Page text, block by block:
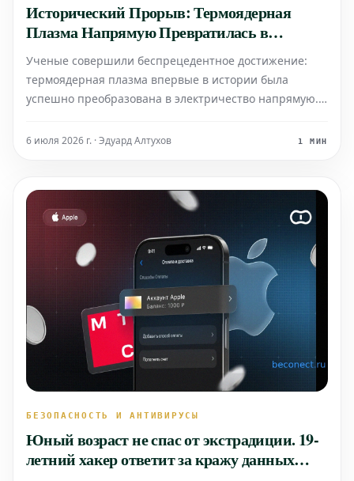
Исторический Прорыв: Термоядерная
Плазма Напрямую Превратилась в
Электричество
Ученые совершили беспрецедентное достижение:
термоядерная плазма впервые в истории была
успешно преобразована в электричество напрямую.
называют историческим, открывает новую главу в
6 июля 2026 г. · Эдуард Алтухов 1 МИН
БЕЗОПАСНОСТЬ И АНТИВИРУСЫ
Юный возраст не спас от экстрадиции. 19-
летний хакер ответит за кражу данных